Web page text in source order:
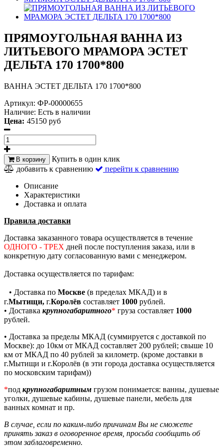
ПРЯМОУГОЛЬНАЯ ВАННА ИЗ
ЛИТЬЕВОГО МРАМОРА ЭСТЕТ
ДЕЛЬТА 170 1700*800
ВАННА ЭСТЕТ ДЕЛЬТА 170 1700*800
Артикул: ФР-00000655
Наличие: Есть в наличии
Цена: 45150 руб
В корзину
Купить в один клик
добавить к сравнению
перейти к сравнению
Описание
Характеристики
Доставка и оплата
Правила доставки
Доставка заказанного товара осуществляется в течение
ОДНОГО - ТРЕХ дней после поступления заказа, или в
конкретную дату согласованную вами с менеджером.
Доставка осуществляется по тарифам:
• Доставка по Москве (в пределах МКАД) и в
г.Мытищи, г.Королёв составляет 1000 рублей.
• Доставка крупногабаритного* груза составляет 1000
рублей.
• Доставка за пределы МКАД (суммируется с доставкой по
Москве): до 10км от МКАД составляет 200 рублей; свыше 10
км от МКАД по 40 рублей за километр. (кроме доставки в
г.Мытищи и г.Королёв (в эти города доставка осуществляется
по московским тарифам))
*под крупногабаритным грузом понимается: ванны, душевые
уголки, душевые кабины, душевые панели, мебель для
ванных комнат и пр.
В случае, если по каким-либо причинам Вы не сможете
принять заказ в оговоренное время, просьба сообщить об
этом заблаговременно.